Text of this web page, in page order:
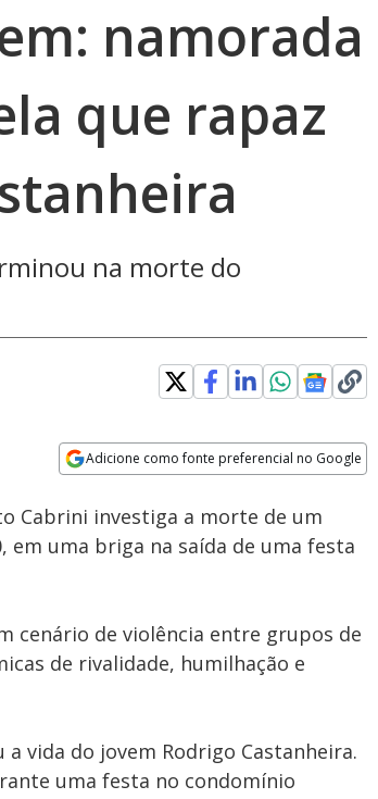
namorada
que rapaz
na morte do
Adicione como fonte preferencial no Google
Velocidade
Cabrini investiga a morte de um
em uma briga na saída de uma festa
cenário de violência entre grupos de
de rivalidade, humilhação e
vida do jovem Rodrigo Castanheira.
uma festa no condomínio